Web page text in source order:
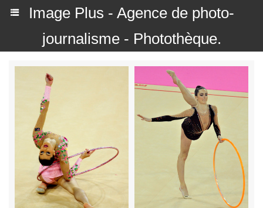
Image Plus - Agence de photo-
journalisme - Photothèque.